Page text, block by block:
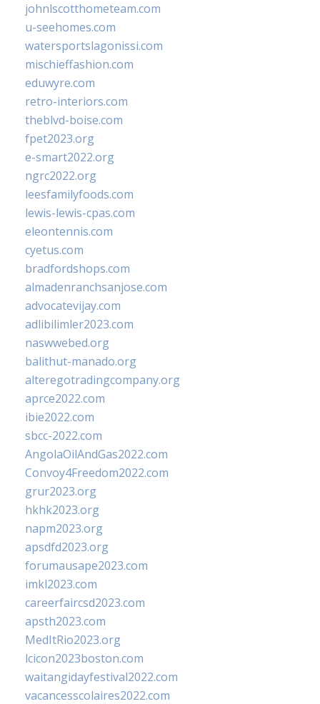
johnlscotthometeam.com
u-seehomes.com
watersportslagonissi.com
mischieffashion.com
eduwyre.com
retro-interiors.com
theblvd-boise.com
fpet2023.org
e-smart2022.org
ngrc2022.org
leesfamilyfoods.com
lewis-lewis-cpas.com
eleontennis.com
cyetus.com
bradfordshops.com
almadenranchsanjose.com
advocatevijay.com
adlibilimler2023.com
naswwebed.org
balithut-manado.org
alteregotradingcompany.org
aprce2022.com
ibie2022.com
sbcc-2022.com
AngolaOilAndGas2022.com
Convoy4Freedom2022.com
grur2023.org
hkhk2023.org
napm2023.org
apsdfd2023.org
forumausape2023.com
imkl2023.com
careerfaircsd2023.com
apsth2023.com
MedItRio2023.org
lcicon2023boston.com
waitangidayfestival2022.com
vacancesscolaires2022.com